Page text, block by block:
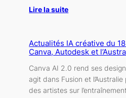
Lire la suite
Actualités IA créative du
Canva, Autodesk et
Canva AI 2.0 rend ses
agit dans Fusion et
des artistes sur